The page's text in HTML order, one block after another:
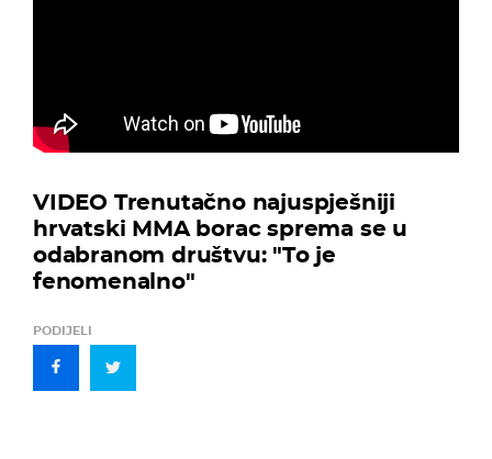
VIDEO Trenutačno najuspješniji
hrvatski MMA borac sprema se u
odabranom društvu: "To je
fenomenalno"
PODIJELI